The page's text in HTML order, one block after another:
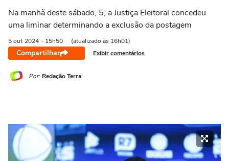
Na manhã deste sábado, 5, a Justiça Eleitoral concedeu
uma liminar determinando a exclusão da postagem
5 out 2024 - 15h50 (atualizado às 16h01)
Compartilhar Exibir comentários
Por: Redação Terra